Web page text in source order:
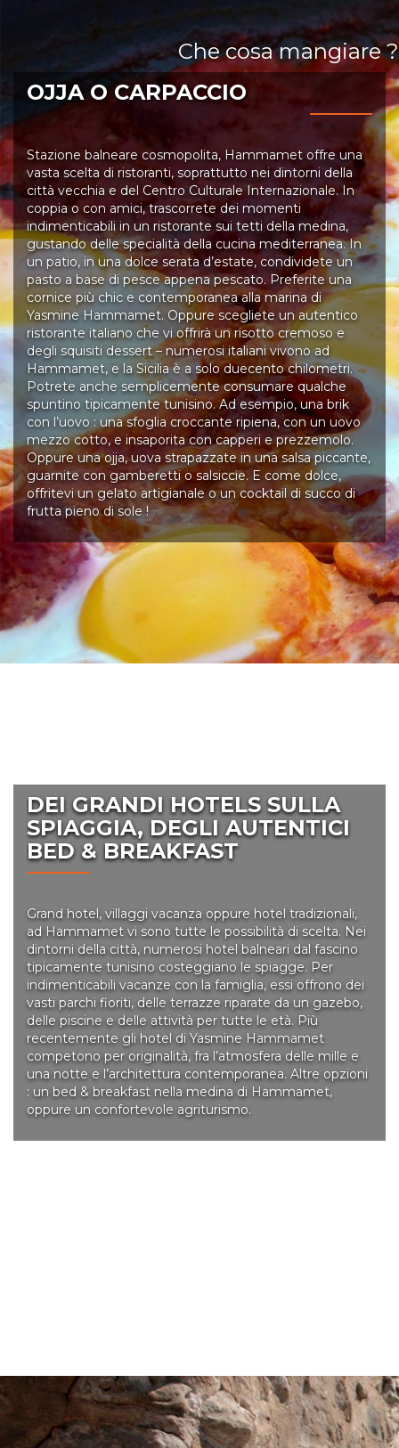
Che cosa mangiare ?
OJJA O CARPACCIO
Stazione balneare cosmopolita, Hammamet offre una
vasta scelta di ristoranti, soprattutto nei dintorni della
città vecchia e del Centro Culturale Internazionale. In
coppia o con amici, trascorrete dei momenti
indimenticabili in un ristorante sui tetti della medina,
gustando delle specialità della cucina mediterranea. In
un patio, in una dolce serata d’estate, condividete un
pasto a base di pesce appena pescato. Preferite una
cornice più chic e contemporanea alla marina di
Yasmine Hammamet. Oppure scegliete un autentico
ristorante italiano che vi offrirà un risotto cremoso e
degli squisiti dessert – numerosi italiani vivono ad
Hammamet, e la Sicilia è a solo duecento chilometri.
Potrete anche semplicemente consumare qualche
spuntino tipicamente tunisino. Ad esempio, una brik
con l’uovo : una sfoglia croccante ripiena, con un uovo
mezzo cotto, e insaporita con capperi e prezzemolo.
Oppure una ojja, uova strapazzate in una salsa piccante,
guarnite con gamberetti o salsiccie. E come dolce,
offritevi un gelato artigianale o un cocktail di succo di
frutta pieno di sole !
DEI GRANDI HOTELS SULLA
SPIAGGIA, DEGLI AUTENTICI
BED & BREAKFAST
Grand hotel, villaggi vacanza oppure hotel tradizionali,
ad Hammamet vi sono tutte le possibilità di scelta. Nei
dintorni della città, numerosi hotel balneari dal fascino
tipicamente tunisino costeggiano le spiagge. Per
indimenticabili vacanze con la famiglia, essi offrono dei
vasti parchi fioriti, delle terrazze riparate da un gazebo,
delle piscine e delle attività per tutte le età. Più
recentemente gli hotel di Yasmine Hammamet
competono per originalità, fra l’atmosfera delle mille e
una notte e l’architettura contemporanea. Altre opzioni
: un bed & breakfast nella medina di Hammamet,
oppure un confortevole agriturismo.